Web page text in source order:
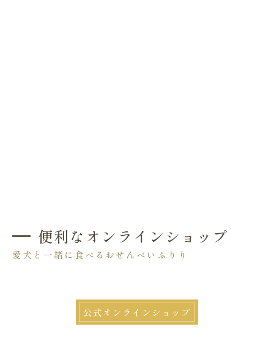
便利なオンラインショップ
愛犬と一緒に食べるおせんべいふりり
公式オンラインショップ